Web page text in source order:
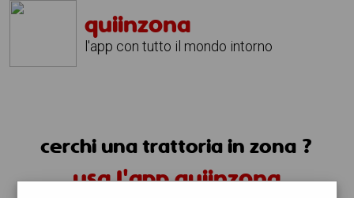
quiinzona
l'app con tutto il mondo intorno
cerchi una trattoria in zona ?
usa l'app quiinzona